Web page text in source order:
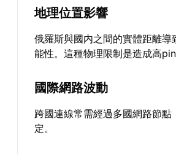
地理位置影響
俄羅斯與國内之間的實體距離
能性。這種物理限制是造成高
國際網路波動
跨國連線常需經過多國網路節
定。